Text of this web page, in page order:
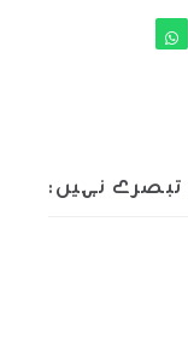
تبصرے نہیں: